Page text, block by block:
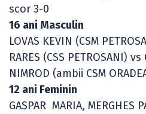
scor 3-0
16 ani Masculin
LOVAS KEVIN (CSM
RARES (CSS PETROSANI)
NIMROD (ambii CSM
12 ani Feminin
GASPAR MARIA, MERGHES